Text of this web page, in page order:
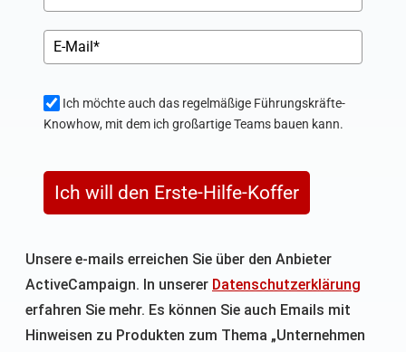
Ich möchte auch das regelmäßige Führungskräfte-
Knowhow, mit dem ich großartige Teams bauen kann.
Ich will den Erste-Hilfe-Koffer
Unsere e-mails erreichen Sie über den Anbieter
ActiveCampaign. In unserer Datenschutzerklärung
erfahren Sie mehr. Es können Sie auch Emails mit
Hinweisen zu Produkten zum Thema „Unternehmen